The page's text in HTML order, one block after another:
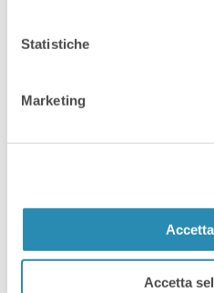
Statistiche
Marketing
Accetta
Come
spinta
alla tua
senza
reali e